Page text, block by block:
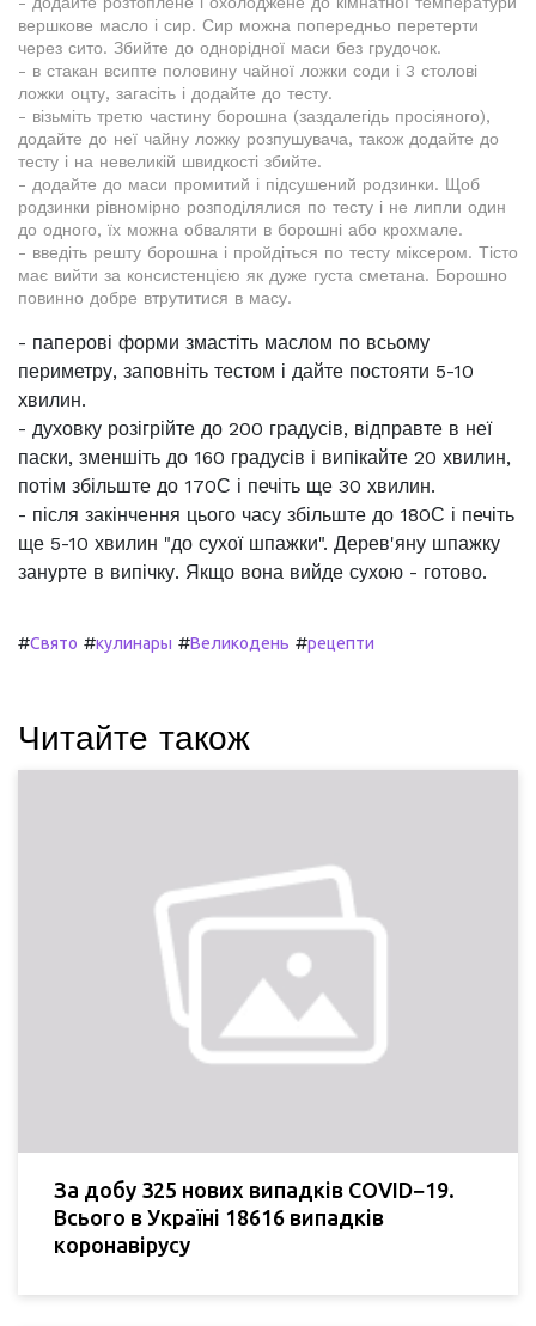
вершкове масло і сир. Сир можна попередньо перетерти
через сито. Збийте до однорідної маси без грудочок.
- в стакан всипте половину чайної ложки соди і 3 столові
ложки оцту, загасіть і додайте до тесту.
- візьміть третю частину борошна (заздалегідь просіяного),
додайте до неї чайну ложку розпушувача, також додайте до
тесту і на невеликій швидкості збийте.
- додайте до маси промитий і підсушений родзинки. Щоб
родзинки рівномірно розподілялися по тесту і не липли один
до одного, їх можна обваляти в борошні або крохмале.
- введіть решту борошна і пройдіться по тесту міксером. Тісто
має вийти за консистенцією як дуже густа сметана. Борошно
повинно добре втрутитися в масу.
- паперові форми змастіть маслом по всьому
периметру, заповніть тестом і дайте постояти 5-10
хвилин.
- духовку розігрійте до 200 градусів, відправте в неї
паски, зменшіть до 160 градусів і випікайте 20 хвилин,
потім збільште до 170С і печіть ще 30 хвилин.
- після закінчення цього часу збільште до 180С і печіть
ще 5-10 хвилин "до сухої шпажки". Дерев'яну шпажку
занурте в випічку. Якщо вона вийде сухою - готово.
#Свято #кулинары #Великодень #рецепти
Читайте також
За добу 325 нових випадків COVID−19.
Всього в Україні 18616 випадків
коронавірусу